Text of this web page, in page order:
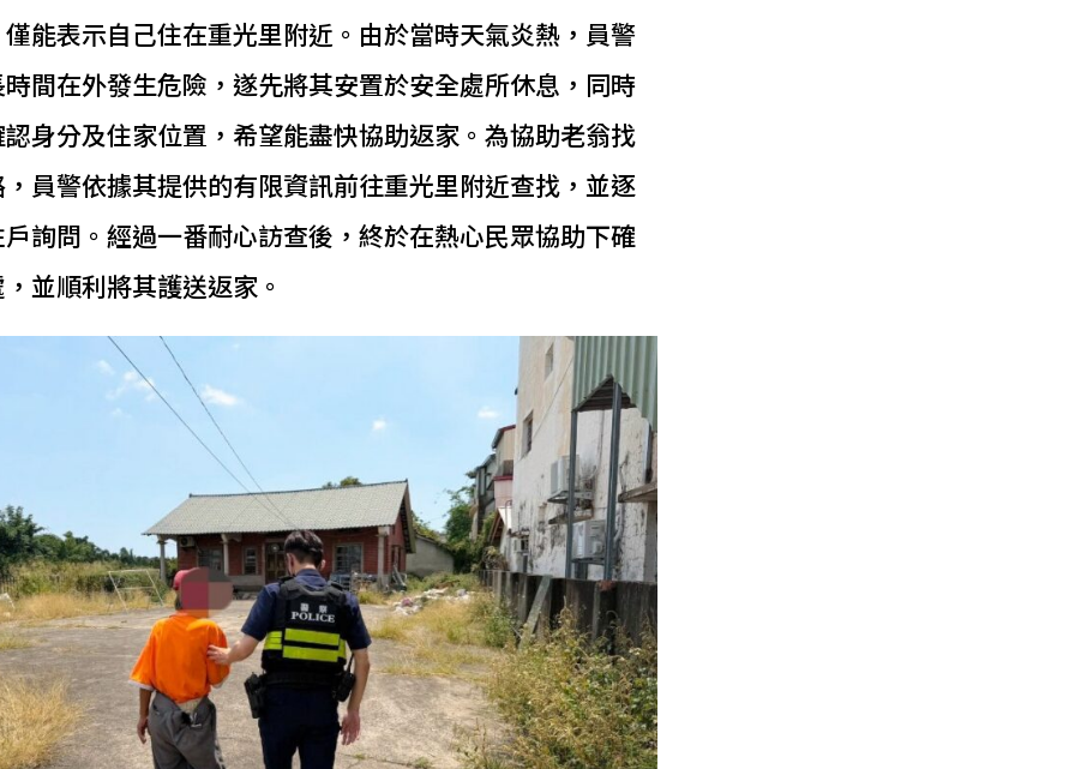
能表示自己住在重光里附近。由於當時天氣炎熱，員警
間在外發生危險，遂先將其安置於安全處所休息，同時
身分及住家位置，希望能盡快協助返家。為協助老翁找
員警依據其提供的有限資訊前往重光里附近查找，並逐
詢問。經過一番耐心訪查後，終於在熱心民眾協助下確
並順利將其護送返家。